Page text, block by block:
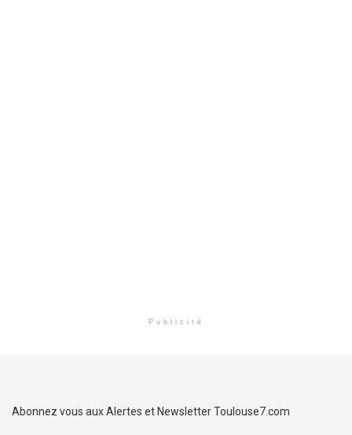
Publicité
Abonnez vous aux Alertes et Newsletter Toulouse7.com